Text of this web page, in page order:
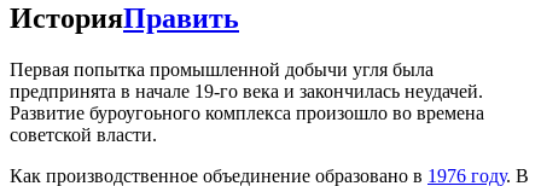
ИсторияПравить
Первая попытка промышленной добычи угля была
предпринята в начале 19-го века и закончилась неудачей.
Развитие буроугоьного комплекса произошло во времена
советской власти.
Как производственное объединение образовано в 1976 году. В